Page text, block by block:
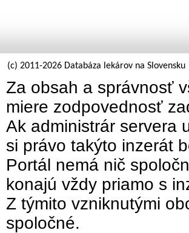
(c) 2011-2026 Databáza lekárov na Slovensku
Za obsah a správnosť
miere zodpovednosť
Ak administrár servera
si právo takýto inzerát
Portál nemá nič
konajú vždy priamo s
Z týmito vzniknutými
spoločné.